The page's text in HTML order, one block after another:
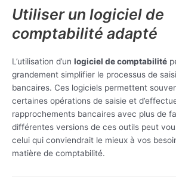
Utiliser un logiciel de
comptabilité adapté
L’utilisation d’un logiciel de comptabilité
grandement simplifier le processus de
bancaires. Ces logiciels permettent
certaines opérations de saisie et
rapprochements bancaires avec plus de
différentes versions de ces outils peut
celui qui conviendrait le mieux à vos
matière de comptabilité.